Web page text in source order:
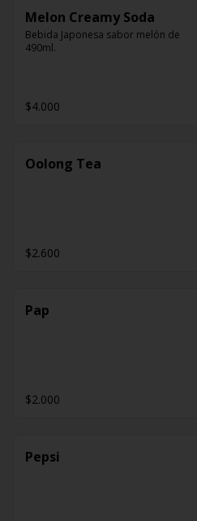
Melon Creamy Soda
Bebida Japonesa sabor melón de
490ml.
$4.000
Oolong Tea
$2.600
Pap
$2.000
Pepsi